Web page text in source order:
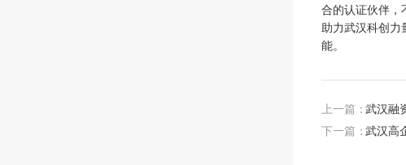
合的认证伙伴，
助力武汉科创力
能。
上一篇：武汉融
下一篇：武汉高